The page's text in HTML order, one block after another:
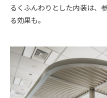
るくふんわりとした内装は、
る効果も。